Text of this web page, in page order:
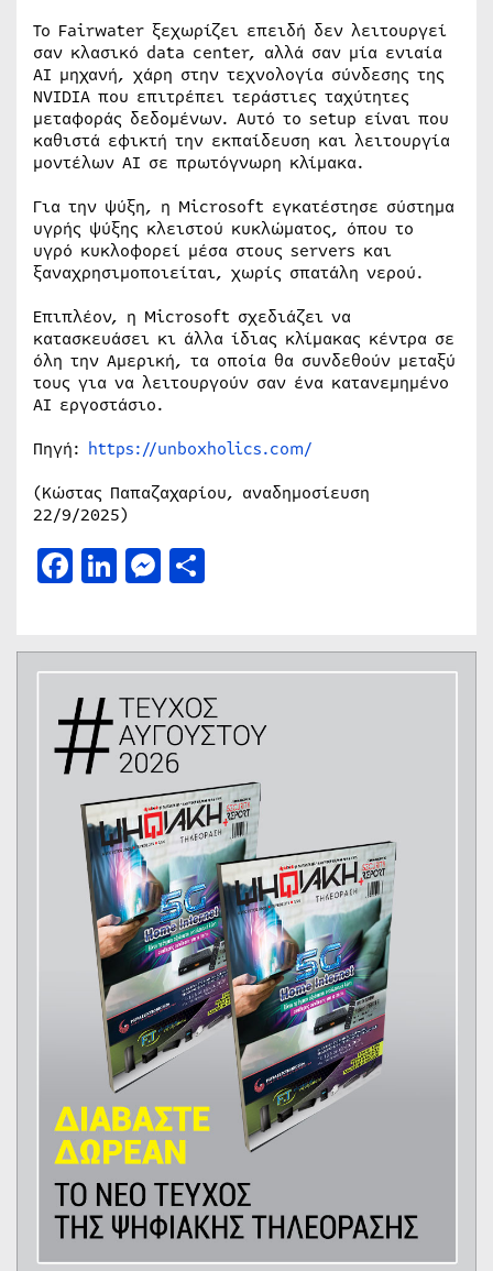
Το Fairwater ξεχωρίζει επειδή δεν λειτουργεί
σαν κλασικό data center, αλλά σαν μία ενιαία
AI μηχανή, χάρη στην τεχνολογία σύνδεσης της
NVIDIA που επιτρέπει τεράστιες ταχύτητες
μεταφοράς δεδομένων. Αυτό το setup είναι που
καθιστά εφικτή την εκπαίδευση και λειτουργία
μοντέλων AI σε πρωτόγνωρη κλίμακα.
Για την ψύξη, η Microsoft εγκατέστησε σύστημα
υγρής ψύξης κλειστού κυκλώματος, όπου το
υγρό κυκλοφορεί μέσα στους servers και
ξαναχρησιμοποιείται, χωρίς σπατάλη νερού.
Επιπλέον, η Microsoft σχεδιάζει να
κατασκευάσει κι άλλα ίδιας κλίμακας κέντρα σε
όλη την Αμερική, τα οποία θα συνδεθούν μεταξύ
τους για να λειτουργούν σαν ένα κατανεμημένο
AI εργοστάσιο.
Πηγή: https://unboxholics.com/
(Κώστας Παπαζαχαρίου, αναδημοσίευση
22/9/2025)
Facebook
LinkedIn
Messenger